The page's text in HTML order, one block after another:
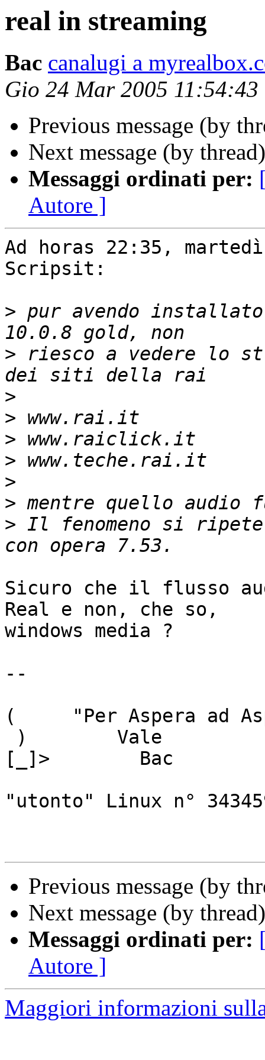
real in streaming
Bac canalugi a
Gio 24 Mar 2005 11:54:43
Previous message (by
Next message (by
Messaggi ordinati per:
Autore ]
Ad horas 22:35,
Scripsit:
> pur avendo
> riesco a vedere lo
>
>
>
>
>
>
> Il fenomeno si
Sicuro che il flusso
Real e non, che so,
windows media ?
--
(     "Per Aspera ad
[_]>        Bac
"utonto" Linux n°
Previous message (by
Next message (by
Messaggi ordinati per:
Autore ]
Maggiori informazioni